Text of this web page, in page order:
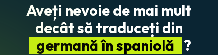
Aveți nevoie de mai mult
decât să traduceți din
germană în spaniolă ?